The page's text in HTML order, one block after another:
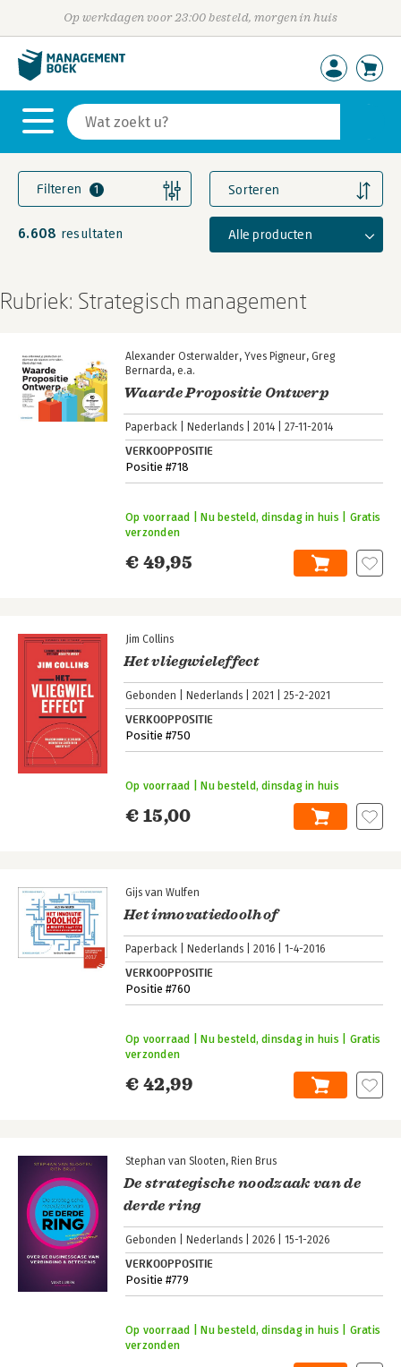
Op werkdagen voor 23:00 besteld, morgen in huis
Filteren 1 Sorteren
6.608 resultaten Alle producten
Rubriek: Strategisch management
Alexander Osterwalder Yves Pigneur Greg
Bernarda e.a.
Waarde Propositie Ontwerp
Paperback Nederlands 2014 27-11-2014
VERKOOPPOSITIE
Positie #718
€ 49,95
Op voorraad | Nu besteld, dinsdag in huis | Gratis
verzonden
Jim Collins
Het vliegwieleffect
Gebonden Nederlands 2021 25-2-2021
VERKOOPPOSITIE
Positie #750
€ 15,00
Op voorraad | Nu besteld, dinsdag in huis
Gijs van Wulfen
Het innovatiedoolhof
Paperback Nederlands 2016 1-4-2016
VERKOOPPOSITIE
Positie #760
€ 42,99
Op voorraad | Nu besteld, dinsdag in huis | Gratis
verzonden
Stephan van Slooten Rien Brus
De strategische noodzaak van de
derde ring
Gebonden Nederlands 2026 15-1-2026
VERKOOPPOSITIE
Positie #779
Op voorraad | Nu besteld, dinsdag in huis | Gratis
verzonden